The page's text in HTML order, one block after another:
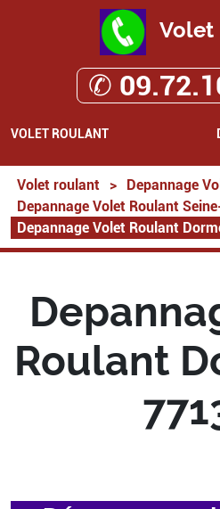
Volet
✆
VOLET ROULANT
Volet roulant > Depannage
Depannage Volet Roulant
Depannage Volet Roulant
Roulant